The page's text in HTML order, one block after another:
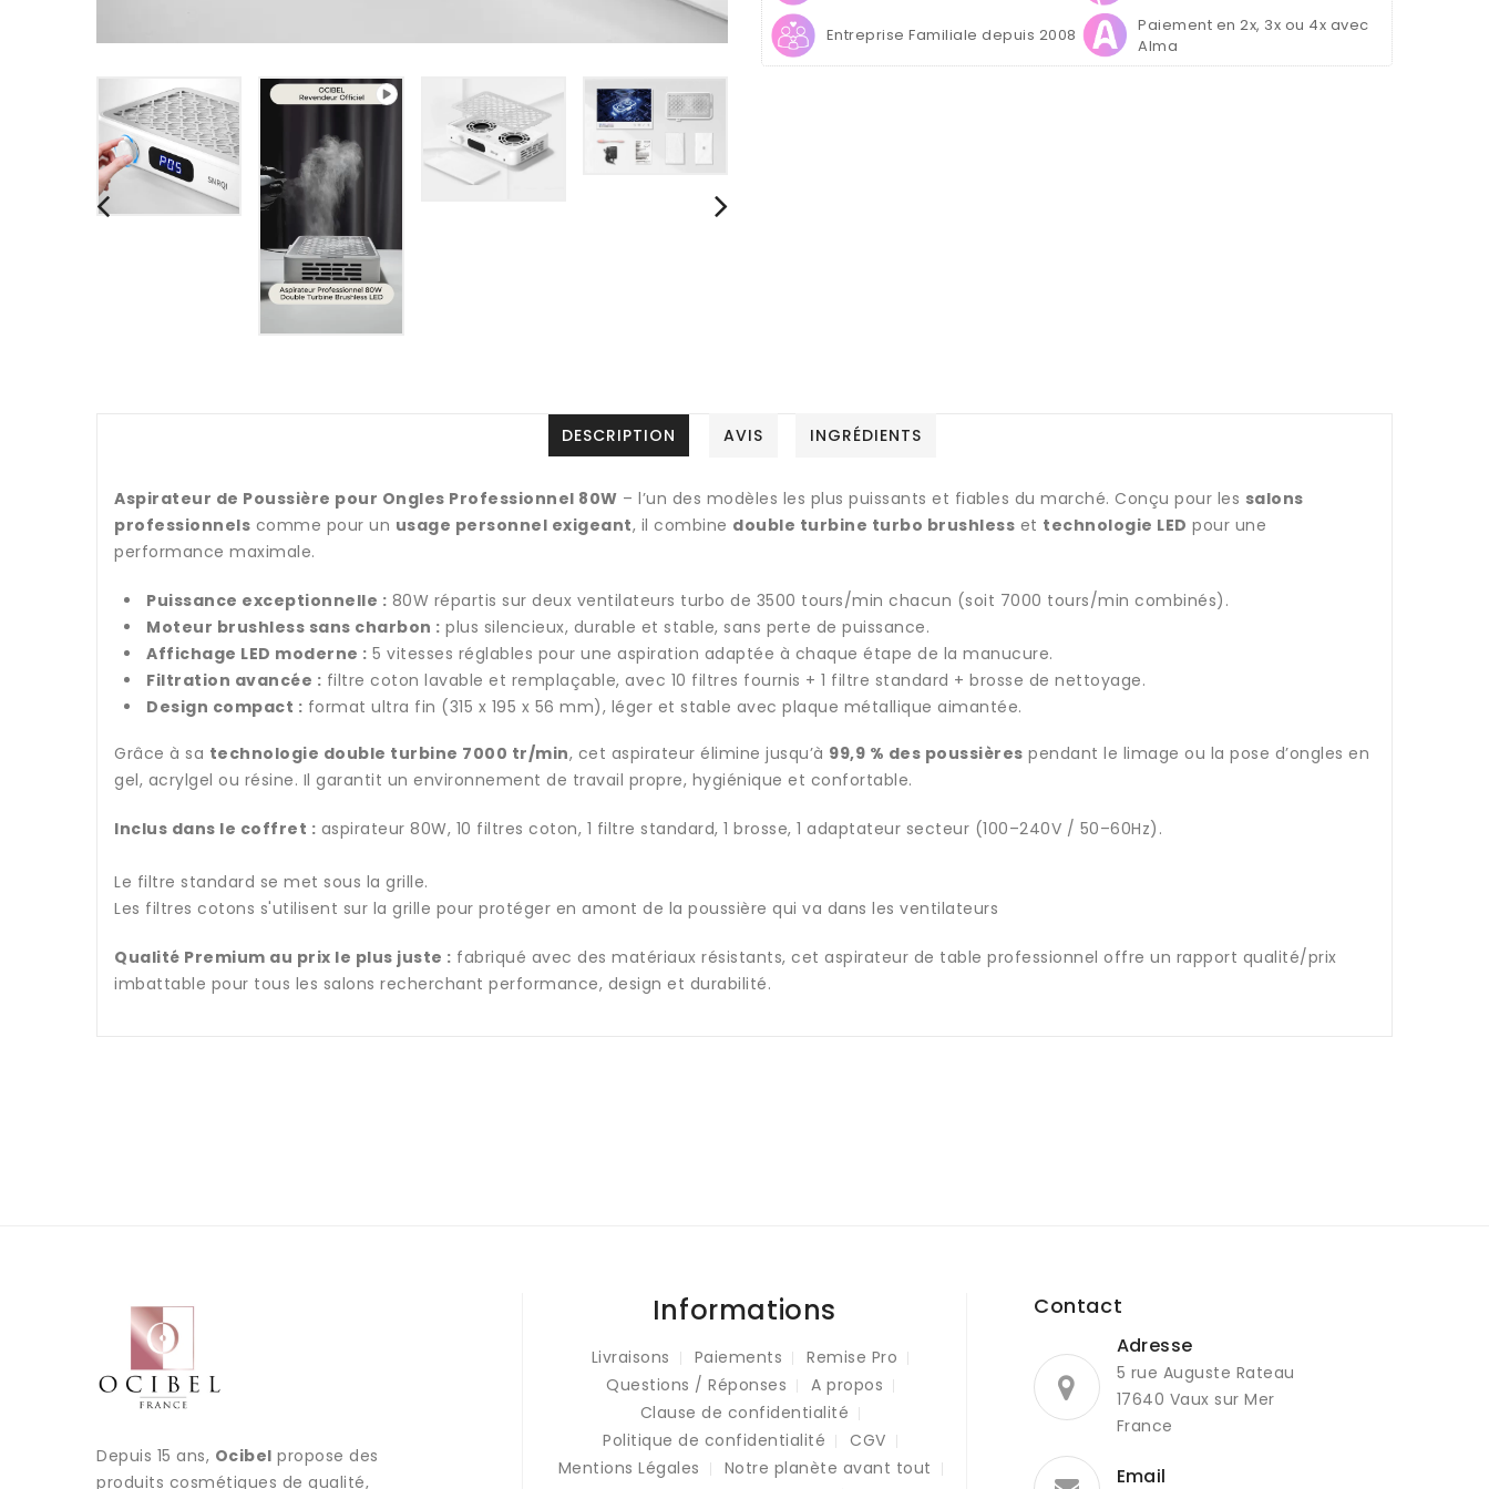
Entreprise Familiale depuis 2008
Paiement en 2x, 3x ou 4x avec
Alma
DESCRIPTION AVIS INGRÉDIENTS
Aspirateur de Poussière pour Ongles Professionnel 80W – l’un des modèles les plus puissants et fiables du marché. Conçu pour les salons
professionnels comme pour un usage personnel exigeant, il combine double turbine turbo brushless et technologie LED pour une
performance maximale.
Puissance exceptionnelle : 80W répartis sur deux ventilateurs turbo de 3500 tours/min chacun (soit 7000 tours/min combinés).
Moteur brushless sans charbon : plus silencieux, durable et stable, sans perte de puissance.
Affichage LED moderne : 5 vitesses réglables pour une aspiration adaptée à chaque étape de la manucure.
Filtration avancée : filtre coton lavable et remplaçable, avec 10 filtres fournis + 1 filtre standard + brosse de nettoyage.
Design compact : format ultra fin (315 x 195 x 56 mm), léger et stable avec plaque métallique aimantée.
Grâce à sa technologie double turbine 7000 tr/min, cet aspirateur élimine jusqu’à 99,9 % des poussières pendant le limage ou la pose d’ongles en
gel, acrylgel ou résine. Il garantit un environnement de travail propre, hygiénique et confortable.
Inclus dans le coffret : aspirateur 80W, 10 filtres coton, 1 filtre standard, 1 brosse, 1 adaptateur secteur (100–240V / 50–60Hz).
Le filtre standard se met sous la grille.
Les filtres cotons s'utilisent sur la grille pour protéger en amont de la poussière qui va dans les ventilateurs
Qualité Premium au prix le plus juste : fabriqué avec des matériaux résistants, cet aspirateur de table professionnel offre un rapport qualité/prix
imbattable pour tous les salons recherchant performance, design et durabilité.
Depuis 15 ans, Ocibel propose des
produits cosmétiques de qualité,
Informations
Livraisons Paiements
Remise Pro
Questions / Réponses
A propos
Clause de confidentialité
Politique de confidentialité
CGV
Mentions Légales
Notre planète avant tout
Contact
Adresse
5 rue Auguste Rateau
17640 Vaux sur Mer
France
Email